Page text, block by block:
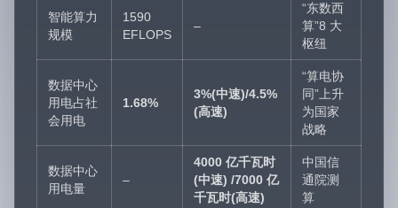
智能算力
规模
1590
EFLOPS
–
“东数西
算”8 大
枢纽
数据中心
用电占社
会用电
1.68%
3%(中速)/4.5%
(高速)
“算电协
同”上升
为国家
战略
数据中心
用电量
–
4000 亿千瓦时
(中速) /7000 亿
千瓦时(高速)
中国信
通院测
算